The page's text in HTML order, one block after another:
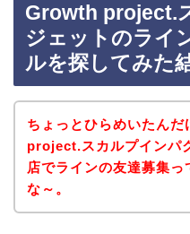
Growth project.
ジェットのライ
ルを探してみた
ちょっとひらめいたん
project.スカルプインパ
店でラインの友達募集
な～。